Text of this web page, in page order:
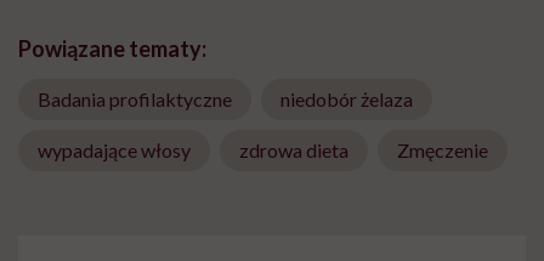
Powiązane tematy:
Badania profilaktyczne niedobór żelaza
wypadające włosy zdrowa dieta Zmęczenie